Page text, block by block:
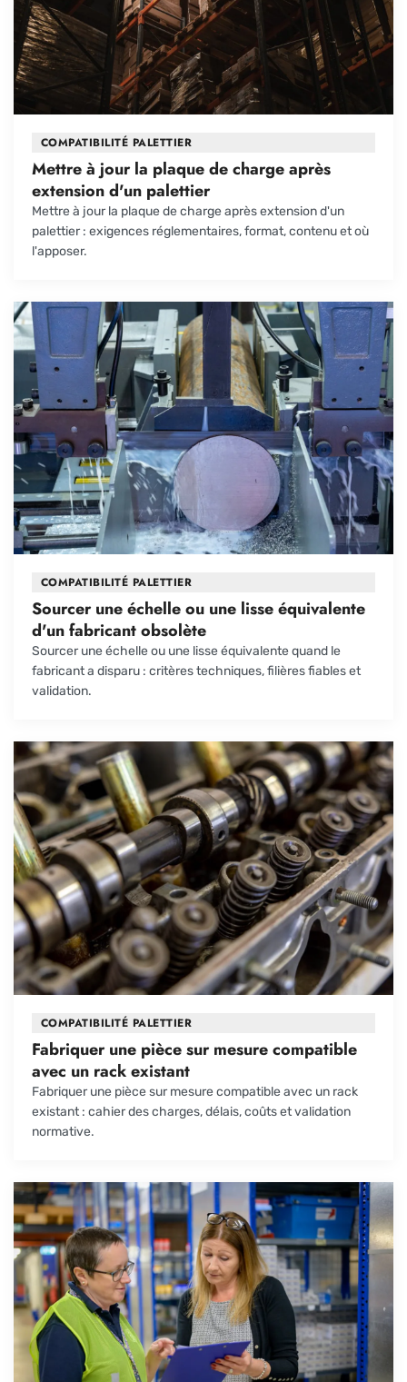
COMPATIBILITÉ PALETTIER
Mettre à jour la plaque de charge après
extension d'un palettier
Mettre à jour la plaque de charge après extension d'un
palettier : exigences réglementaires, format, contenu et où
l'apposer.
COMPATIBILITÉ PALETTIER
Sourcer une échelle ou une lisse équivalente
d'un fabricant obsolète
Sourcer une échelle ou une lisse équivalente quand le
fabricant a disparu : critères techniques, filières fiables et
validation.
COMPATIBILITÉ PALETTIER
Fabriquer une pièce sur mesure compatible
avec un rack existant
Fabriquer une pièce sur mesure compatible avec un rack
existant : cahier des charges, délais, coûts et validation
normative.